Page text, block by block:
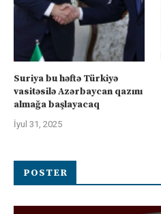
Suriya bu həftə Türkiyə
vasitəsilə Azərbaycan qazını
almağa başlayacaq
İyul 31, 2025
POSTER